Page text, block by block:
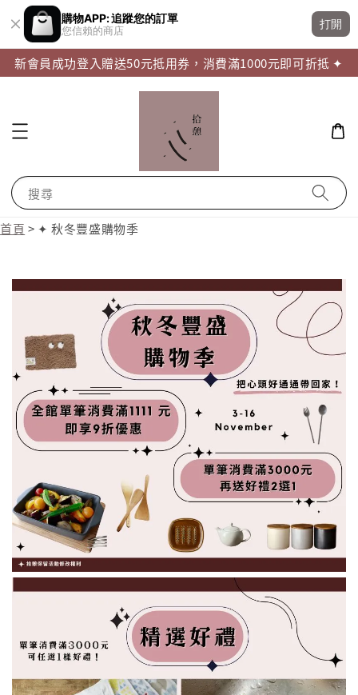
購物APP: 追蹤您的訂單
您信賴的商店
打開
新會員成功登入贈送50元抵用券，消費滿1000元即可折抵 ✦
搜尋
首頁 > ✦ 秋冬豐盛購物季